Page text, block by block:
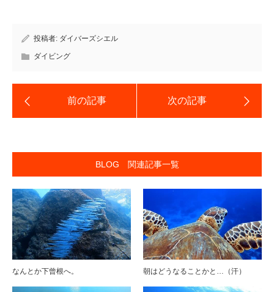
投稿者: ダイバーズシエル
ダイビング
BLOG 関連記事一覧
なんとか下曾根へ。 朝はどうなることかと…（汗）